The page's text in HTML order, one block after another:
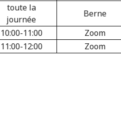
toute la
journée
Berne
10:00-11:00 Zoom
11:00-12:00 Zoom